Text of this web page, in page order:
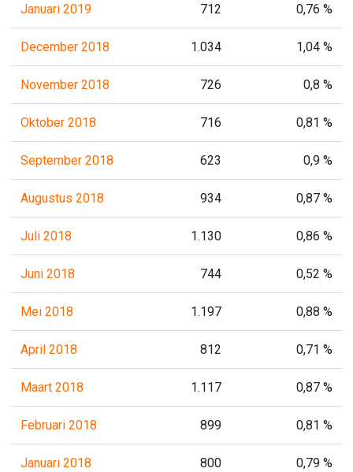
Januari 2019 712 0,76 %
December 2018 1.034 1,04 %
November 2018 726 0,8 %
Oktober 2018 716 0,81 %
September 2018 623 0,9 %
Augustus 2018 934 0,87 %
Juli 2018 1.130 0,86 %
Juni 2018 744 0,52 %
Mei 2018 1.197 0,88 %
April 2018 812 0,71 %
Maart 2018 1.117 0,87 %
Februari 2018 899 0,81 %
Januari 2018 800 0,79 %